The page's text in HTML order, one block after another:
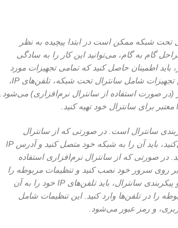
تحت شبکه ممکن است در ابتدا پیچیده به نظر
گام به گام، می‌توانید این کار را به سادگی
باید اطمینان حاصل کنید که تمامی تجهیزات مورد
نیاز را در اختیار دارید. این تجهیزات شامل سانترال تحت شبکه، تلفن‌های IP،
صورت استفاده از سانترال نرم‌افزاری) می‌شود.
سانترال است. در صورتی که از سانترال
سخت‌افزاری استفاده می‌کنید، باید آن را به شبکه خود متصل کنید و آدرس IP
در صورتی که از سانترال نرم‌افزاری استفاده
بر روی سرور خود نصب کنید و تنظیمات مربوطه را
انجام دهید. پس از نصب و پیکربندی سانترال، باید تلفن‌های IP خود را به آن
را در تلفن‌ها وارد کنید. این تنظیمات شامل